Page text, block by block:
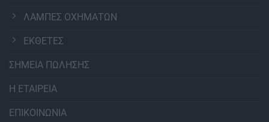
ΛΑΜΠΕΣ ΟΧΗΜΑΤΩΝ
ΕΚΘΕΤΕΣ
ΣΗΜΕΙΑ ΠΩΛΗΣΗΣ
Η ΕΤΑΙΡΕΙΑ
ΕΠΙΚΟΙΝΩΝΙΑ